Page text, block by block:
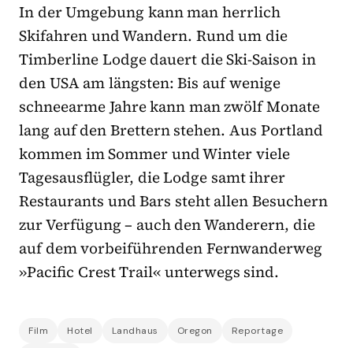
In der Umgebung kann man herrlich
Skifahren und Wandern. Rund um die
Timberline Lodge dauert die Ski-Saison in
den USA am längsten: Bis auf wenige
schneearme Jahre kann man zwölf Monate
lang auf den Brettern stehen. Aus Portland
kommen im Sommer und Winter viele
Tagesausflügler, die Lodge samt ihrer
Restaurants und Bars steht allen Besuchern
zur Verfügung – auch den Wanderern, die
auf dem vorbeiführenden Fernwanderweg
»Pacific Crest Trail« unterwegs sind.
Film Hotel Landhaus Oregon
Reportage